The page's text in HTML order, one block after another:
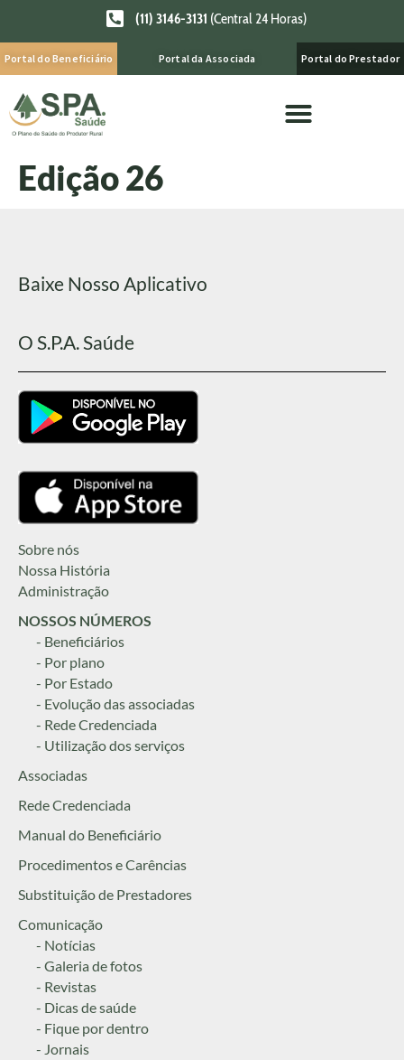
(11) 3146-3131 (Central 24 Horas)
Portal do Beneficiário Portal da Associada Portal do Prestador
Edição 26
Baixe Nosso Aplicativo
O S.P.A. Saúde
Sobre nós
Nossa História
Administração
NOSSOS NÚMEROS
- Beneficiários
- Por plano
- Por Estado
- Evolução das associadas
- Rede Credenciada
- Utilização dos serviços
Associadas
Rede Credenciada
Manual do Beneficiário
Procedimentos e Carências
Substituição de Prestadores
Comunicação
- Notícias
- Galeria de fotos
- Revistas
- Dicas de saúde
- Fique por dentro
- Jornais